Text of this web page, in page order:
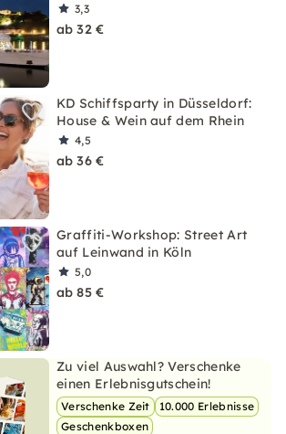
3,3
ab 32 €
KD Schiffsparty in Düsseldorf:
House & Wein auf dem Rhein
4,5
ab 36 €
Graffiti-Workshop: Street Art
auf Leinwand in Köln
5,0
ab 85 €
Zu viel Auswahl? Verschenke
einen Erlebnisgutschein!
Verschenke Zeit
10.000 Erlebnisse
Geschenkboxen